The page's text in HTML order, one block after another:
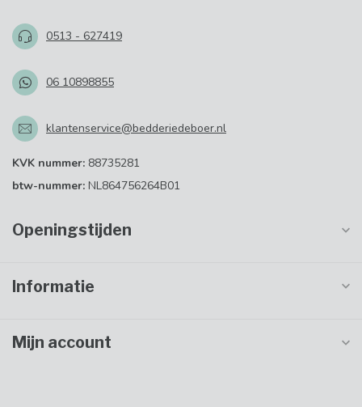
0513 - 627419
06 10898855
klantenservice@bedderiedeboer.nl
KVK nummer: 88735281
btw-nummer: NL864756264B01
Openingstijden
Informatie
Mijn account